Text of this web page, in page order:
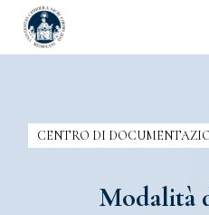
CENTRO DI
Modalità